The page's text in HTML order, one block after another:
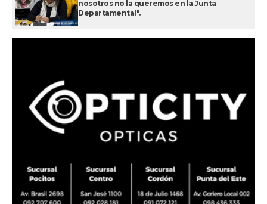
nosotros no la queremos en la Junta
Departamental".